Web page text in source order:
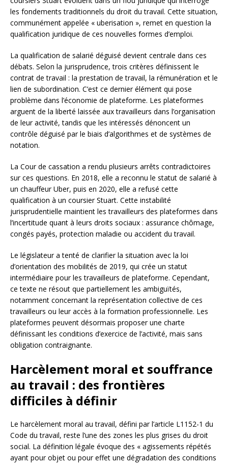
les fondements traditionnels du droit du travail. Cette situation,
communément appelée « uberisation », remet en question la
qualification juridique de ces nouvelles formes d’emploi.
La qualification de salarié déguisé devient centrale dans ces
débats. Selon la jurisprudence, trois critères définissent le
contrat de travail : la prestation de travail, la rémunération et le
lien de subordination. C’est ce dernier élément qui pose
problème dans l’économie de plateforme. Les plateformes
arguent de la liberté laissée aux travailleurs dans l’organisation
de leur activité, tandis que les intéressés dénoncent un
contrôle déguisé par le biais d’algorithmes et de systèmes de
notation.
La Cour de cassation a rendu plusieurs arrêts contradictoires
sur ces questions. En 2018, elle a reconnu le statut de salarié à
un chauffeur Uber, puis en 2020, elle a refusé cette
qualification à un coursier Stuart. Cette instabilité
jurisprudentielle maintient les travailleurs des plateformes dans
l’incertitude quant à leurs droits sociaux : assurance chômage,
congés payés, protection maladie ou accident du travail.
Le législateur a tenté de clarifier la situation avec la loi
d’orientation des mobilités de 2019, qui crée un statut
intermédiaire pour les travailleurs de plateforme. Cependant,
ce texte ne résout que partiellement les ambiguïtés,
notamment concernant la représentation collective de ces
travailleurs ou leur accès à la formation professionnelle. Les
plateformes peuvent désormais proposer une charte
définissant les conditions d’exercice de l’activité, mais sans
obligation contraignante.
Harcèlement moral et souffrance
au travail : des frontières
difficiles à définir
Le harcèlement moral au travail, défini par l’article L1152-1 du
Code du travail, reste l’une des zones les plus grises du droit
social. La définition légale évoque des « agissements répétés
ayant pour objet ou pour effet une dégradation des conditions